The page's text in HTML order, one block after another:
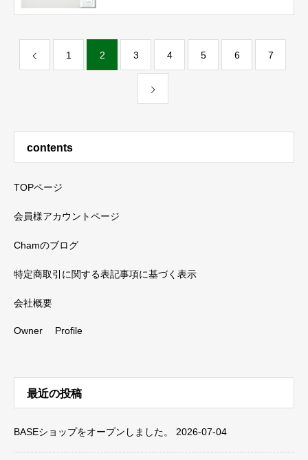
1 2 3 4 5 6 7
contents
TOPページ
会員様アカウントページ
Chamのブログ
特定商取引に関する表記事項に基づく表示
会社概要
Owner Profile
最近の投稿
BASEショップをオープンしました。 2026-07-04